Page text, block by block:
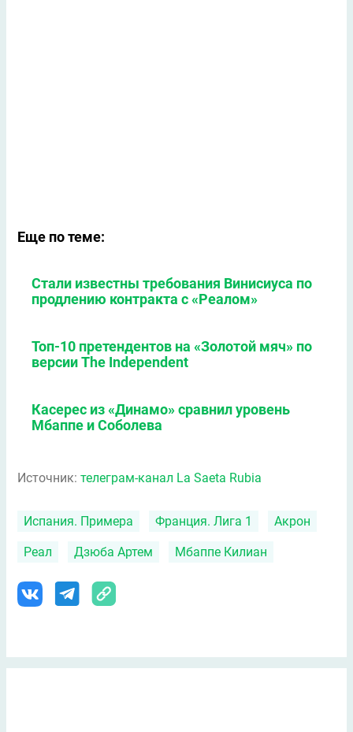
Еще по теме:
Стали известны требования Винисиуса по
продлению контракта с «Реалом»
Топ-10 претендентов на «Золотой мяч» по
версии The Independent
Касерес из «Динамо» сравнил уровень
Мбаппе и Соболева
Источник: телеграм-канал La Saeta Rubia
Испания. Примера Франция. Лига 1 Акрон
Реал Дзюба Артем Мбаппе Килиан